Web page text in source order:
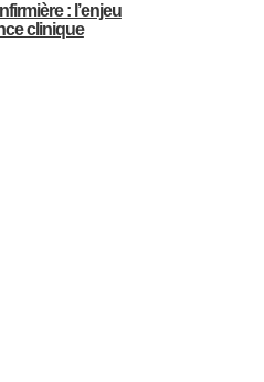
: l’enjeu
clinique